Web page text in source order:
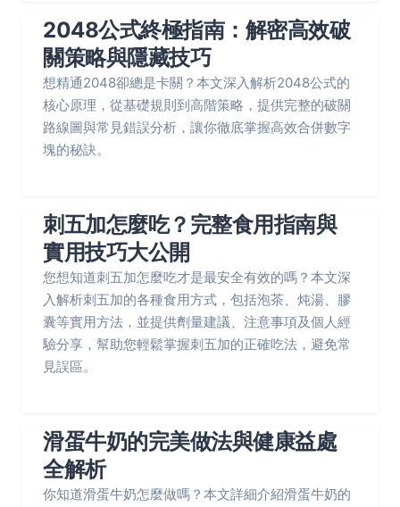
2048公式終極指南：解密高效破
關策略與隱藏技巧
想精通2048卻總是卡關？本文深入解析2048公式的
核心原理，從基礎規則到高階策略，提供完整的破關
路線圖與常見錯誤分析，讓你徹底掌握高效合併數字
塊的秘訣。
刺五加怎麼吃？完整食用指南與
實用技巧大公開
您想知道刺五加怎麼吃才是最安全有效的嗎？本文深
入解析刺五加的各種食用方式，包括泡茶、炖湯、膠
囊等實用方法，並提供劑量建議、注意事項及個人經
驗分享，幫助您輕鬆掌握刺五加的正確吃法，避免常
見誤區。
滑蛋牛奶的完美做法與健康益處
全解析
你知道滑蛋牛奶怎麼做嗎？本文詳細介紹滑蛋牛奶的